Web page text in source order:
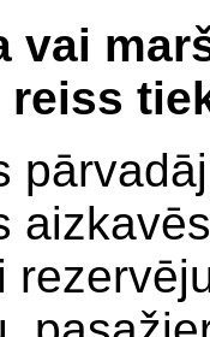
vai
reiss